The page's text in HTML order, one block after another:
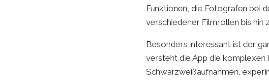
Funktionen, die Fotografen bei
verschiedener Filmrollen bis hin
Besonders interessant ist der
versteht die App die komplexen
Schwarzweißaufnahmen,